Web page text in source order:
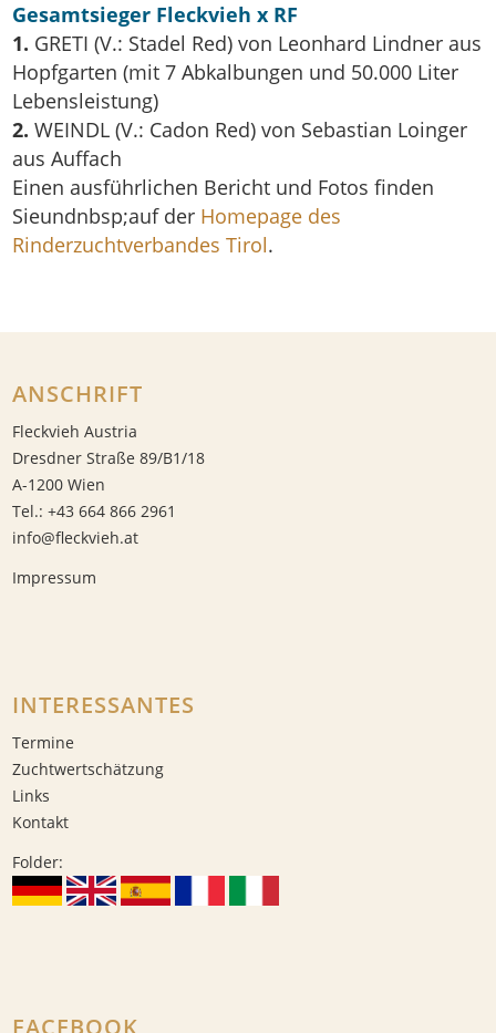
Gesamtsieger Fleckvieh x RF
1. GRETI (V.: Stadel Red) von Leonhard Lindner aus
Hopfgarten (mit 7 Abkalbungen und 50.000 Liter
Lebensleistung)
2. WEINDL (V.: Cadon Red) von Sebastian Loinger
aus Auffach
Einen ausführlichen Bericht und Fotos finden
Sieundnbsp;auf der Homepage des
Rinderzuchtverbandes Tirol.
ANSCHRIFT
Fleckvieh Austria
Dresdner Straße 89/B1/18
A-1200 Wien
Tel.: +43 664 866 2961
info@fleckvieh.at
Impressum
INTERESSANTES
Termine
Zuchtwertschätzung
Links
Kontakt
Folder:
FACEBOOK